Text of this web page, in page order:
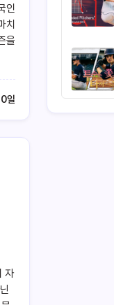
인
치
을
일
자